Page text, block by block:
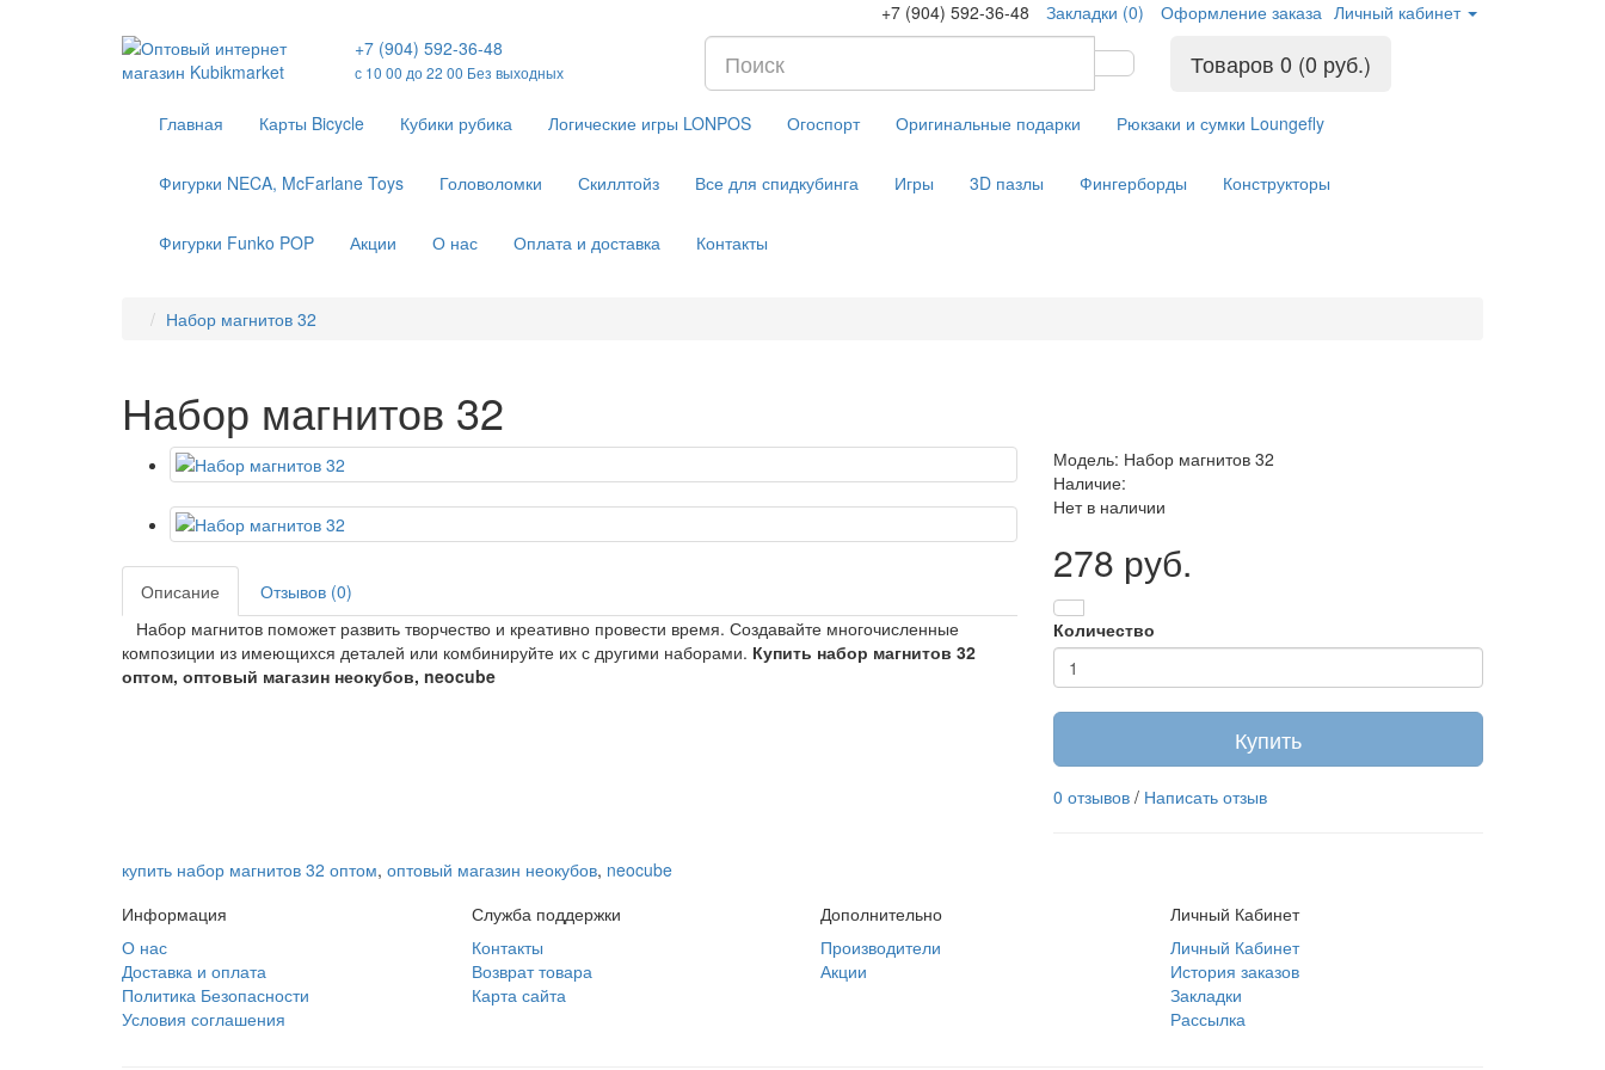
+7 (904) 592-36-48 Закладки (0) Оформление заказа Личный кабинет
+7 (904) 592-36-48
с 10 00 до 22 00 Без выходных Товаров 0 (0 руб.)
Главная Карты Bicycle Кубики рубика Логические игры LONPOS Огоспорт Оригинальные подарки Рюкзаки и сумки Loungefly
Фигурки NECA, McFarlane Toys Головоломки Скиллтойз Все для спидкубинга Игры 3D пазлы Фингерборды Конструкторы
Фигурки Funko POP Акции О нас Оплата и доставка Контакты
Набор магнитов 32
Набор магнитов 32
Описание
Отзывов (0)
Набор магнитов поможет развить творчество и креативно провести время. Создавайте многочисленные
композиции из имеющихся деталей или комбинируйте их с другими наборами. Купить набор магнитов 32
оптом, оптовый магазин неокубов, neocube
Модель: Набор магнитов 32
Наличие:
Нет в наличии
278 руб.
Количество
Купить
0 отзывов / Написать отзыв
купить набор магнитов 32 оптом, оптовый магазин неокубов, neocube
Информация
О нас
Доставка и оплата
Политика Безопасности
Условия соглашения
Служба поддержки
Контакты
Возврат товара
Карта сайта
Дополнительно
Производители
Акции
Личный Кабинет
Личный Кабинет
История заказов
Закладки
Рассылка